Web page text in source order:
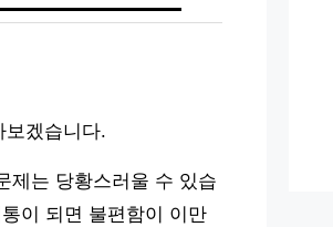
보겠습니다.
제는 당황스러울 수 있습
이 되면 불편함이 이만